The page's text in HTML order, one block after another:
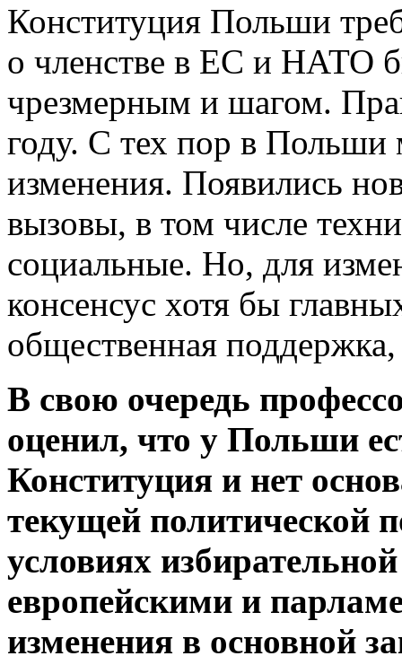
Конституция Польши
о членстве в ЕС и НАТО
чрезмерным и шагом.
году. С тех пор в
изменения. Появились
вызовы, в том числе
социальные. Но, для
консенсус хотя бы
общественная
В свою очередь
оценил, что у Польши
Конституция и нет
текущей политической
условиях
европейскими и
изменения в основной